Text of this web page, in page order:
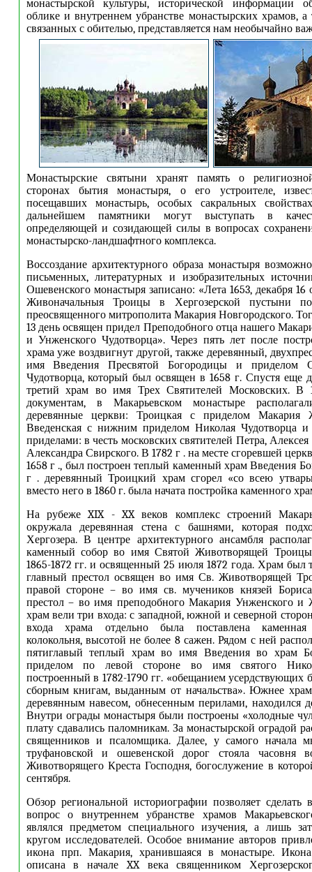
монастырской культуры, исторической информации
облике и внутреннем убранстве монастырских храмов, а
связанных с обителью, представляется нам необычайно
Монастырские святыни хранят память о
сторонах бытия монастыря, о его устроителе,
посещавших монастырь, особых сакральных
дальнейшем памятники могут выступать в
определяющей и созидающей силы в вопросах
монастырско-ландшафтного комплекса.
Воссоздание архитектурного образа монастыря
письменных, литературных и изобразительных
Ошевенского монастыря записано: «Лета 1653, декабря 16
Живоначальныя Троицы в Хергозерской пустыни по
преосвященного митрополита Макария Новгородского.
13 день освящен придел Преподобного отца нашего
и Унженского Чудотворца». Через пять лет после
храма уже воздвигнут другой, также деревянный,
имя Введения Пресвятой Богородицы и приделом
Чудотворца, который был освящен в 1658 г. Спустя еще
третий храм во имя Трех Святителей Московских. В
документам, в Макарьевском монастыре
деревянные церкви: Троицкая с приделом Макария
Введенская с нижним приделом Николая Чудотворца
приделами: в честь московских святителей Петра,
Александра Свирского. В 1782 г . на месте сгоревшей
1658 г ., был построен теплый каменный храм Введения
г . деревянный Троицкий храм сгорел «со всею
вместо него в 1860 г. была начата постройка каменного
На рубеже XIX - XX веков комплекс строений
окружала деревянная стена с башнями, которая
Хергозера. В центре архитектурного ансамбля
каменный собор во имя Святой Животворящей
1865-1872 гг. и освященный 25 июля 1872 года. Храм был
главный престол освящен во имя Св. Животворящей
правой стороне – во имя св. мучеников князей
престол – во имя преподобного Макария Унженского и
храм вели три входа: с западной, южной и северной
входа храма отдельно была поставлена каменная
колокольня, высотой не более 8 сажен. Рядом с ней
пятиглавый теплый храм во имя Введения во храм
приделом по левой стороне во имя святого
построенный в 1782-1790 гг. «обещанием усердствующих
сборным книгам, выданным от начальства». Южнее
деревянным навесом, обнесенным перилами, находился
Внутри ограды монастыря были построены «холодные
плату сдавались паломникам. За монастырской оградой
священников и псаломщика. Далее, у самого начала
труфановской и ошевенской дорог стояла часовня
Животворящего Креста Господня, богослужение в
сентября.
Обзор региональной историографии позволяет
вопрос о внутреннем убранстве храмов
являлся предметом специального изучения, а лишь
кругом исследователей. Особое внимание авторов
икона прп. Макария, хранившаяся в монастыре.
описана в начале XX века священником